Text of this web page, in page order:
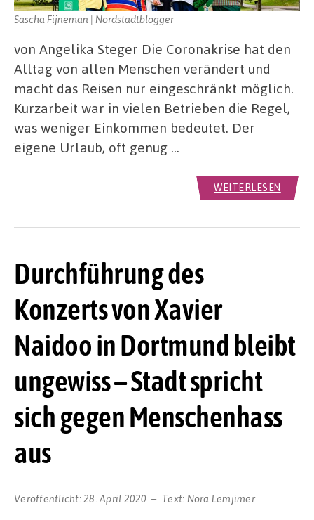
Sascha Fijneman | Nordstadtblogger
von Angelika Steger Die Coronakrise hat den
Alltag von allen Menschen verändert und
macht das Reisen nur eingeschränkt möglich.
Kurzarbeit war in vielen Betrieben die Regel,
was weniger Einkommen bedeutet. Der
eigene Urlaub, oft genug …
WEITERLESEN
Durchführung des
Konzerts von Xavier
Naidoo in Dortmund bleibt
ungewiss – Stadt spricht
sich gegen Menschenhass
aus
Veröffentlicht:28. April 2020 Text: Nora Lemjimer